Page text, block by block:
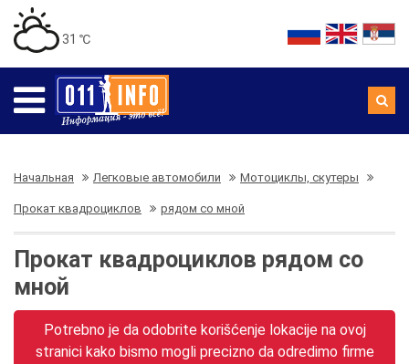
31 ℃
Начальная Легковые автомобили Мотоциклы, скутеры
Прокат квадроциклов рядом со мной
Прокат квадроциклов рядом со
мной
Potrebno je da odobrite korišćenje lokacije na ovoj
stranici kako bismo mogli precizno da odredimo firme